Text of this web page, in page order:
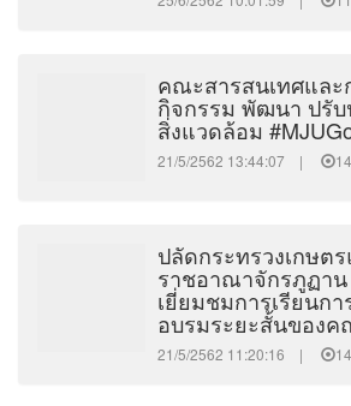
คณะสารสนเทศและ
กิจกรรม พัฒนา ปรั
สิ่งแวดล้อม
21/5/2562 13:44:07 |
ปลัดกระทรวงเกษต
ราชอาณาจักรภูฏา
เยี่ยมชมการเรียนก
อบรมระยะสั้นของค
21/5/2562 11:20:16 |